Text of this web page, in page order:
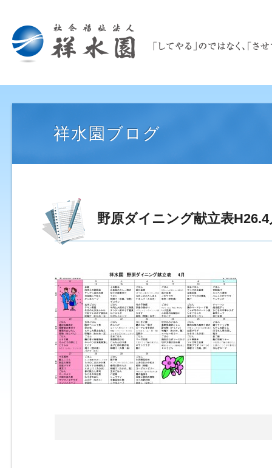
祥水園ブログ
野原ダイニング献立表H26.4